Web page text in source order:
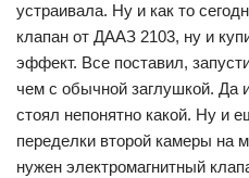
устраивала. Ну и как то
клапан от ДААЗ 2103, ну и
эффект. Все поставил,
чем с обычной заглушкой. Да
стоял непонятно какой. Ну и
переделки второй камеры на
нужен электромагнитный